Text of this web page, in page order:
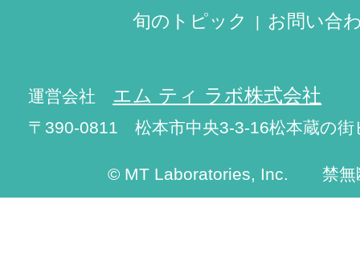
旬のトピック
お問い合
運営会社 エム ティ ラボ株式会社
〒390-0811 松本市中央3-3-16松本蔵の街
© MT Laboratories, Inc. 禁無